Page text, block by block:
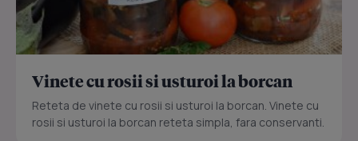
Vinete cu rosii si usturoi la borcan
Reteta de vinete cu rosii si usturoi la borcan. Vinete cu
rosii si usturoi la borcan reteta simpla, fara conservanti.